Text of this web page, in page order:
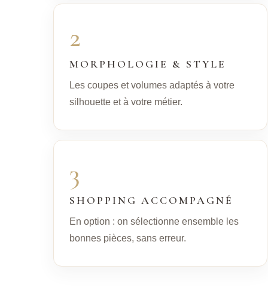
2
MORPHOLOGIE & STYLE
Les coupes et volumes adaptés à votre
silhouette et à votre métier.
3
SHOPPING ACCOMPAGNÉ
En option : on sélectionne ensemble les
bonnes pièces, sans erreur.